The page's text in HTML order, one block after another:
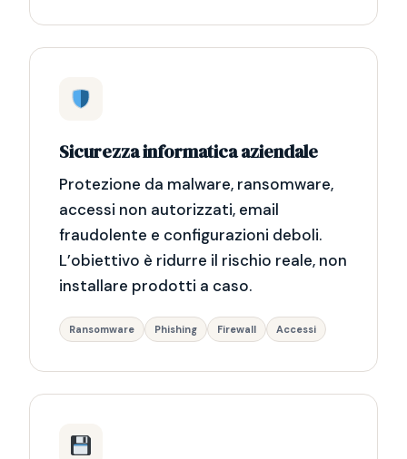
Sicurezza informatica aziendale
Protezione da malware, ransomware,
accessi non autorizzati, email
fraudolente e configurazioni deboli.
L’obiettivo è ridurre il rischio reale, non
installare prodotti a caso.
Ransomware Phishing Firewall Accessi